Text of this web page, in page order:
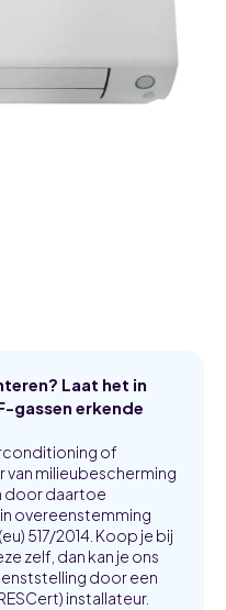
Laat het in
gassen erkende
of
milieubescherming
door daartoe
overeenstemming
517/2014. Koop je bij
zelf, dan kan je ons
door een
installateur.